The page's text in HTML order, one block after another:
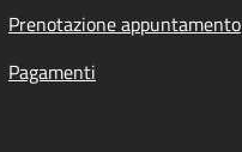
Prenotazione appuntamento
Pagamenti